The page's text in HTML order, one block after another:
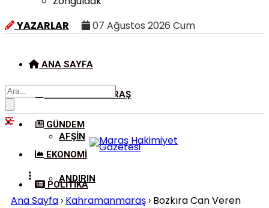
YAZARLAR
07 Ağustos 2026 Cum
ANA SAYFA
KAHRAMANMARAŞ
AFŞIN
ANDIRIN
GÜNDEM
EKONOMI
POLITIKA
Ana Sayfa › Kahramanmaraş › Bozkıra Can Veren